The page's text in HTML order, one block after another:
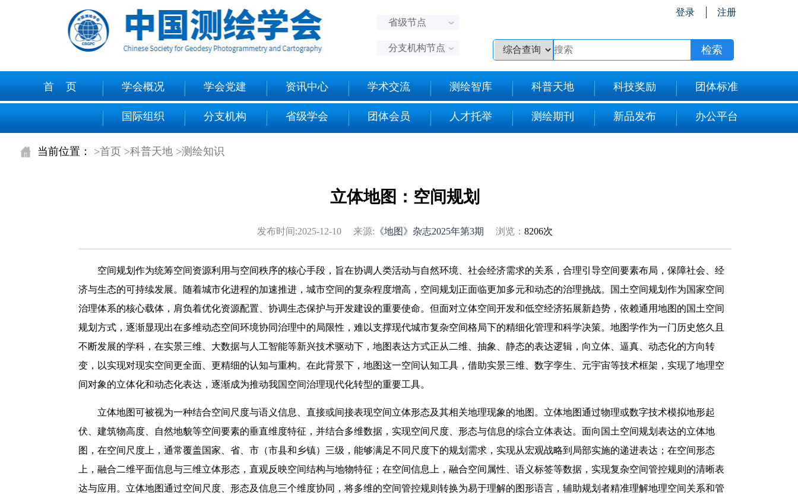
省级节点
分支机构节点
登录 注册
首 页 学会概况 学会党建 资讯中心 学术交流 测绘智库 科普天地 科技奖励 团体标准
国际组织 分支机构 省级学会 团体会员 人才托举 测绘期刊 新品发布 办公平台
当前位置： >首页 >科普天地 >测绘知识
立体地图：空间规划
发布时间:2025-12-10 来源: 《地图》杂志2025年第3期 浏览： 8206次
空间规划作为统筹空间资源利用与空间秩序的核心手段，旨在协调人类活动与自然环境、社会经济需求的关系，合理引导空间要素布局，保障社会、经
济与生态的可持续发展。随着城市化进程的加速推进，城市空间的复杂程度增高，空间规划正面临更加多元和动态的治理挑战。国土空间规划作为国家空间
治理体系的核心载体，肩负着优化资源配置、协调生态保护与开发建设的重要使命。但面对立体空间开发和低空经济拓展新趋势，依赖通用地图的国土空间
规划方式，逐渐显现出在多维动态空间环境协同治理中的局限性，难以支撑现代城市复杂空间格局下的精细化管理和科学决策。地图学作为一门历史悠久且
不断发展的学科，在实景三维、大数据与人工智能等新兴技术驱动下，地图表达方式正从二维、抽象、静态的表达逻辑，向立体、逼真、动态化的方向转
变，以实现对现实空间更全面、更精细的认知与重构。在此背景下，地图这一空间认知工具，借助实景三维、数字孪生、元宇宙等技术框架，实现了地理空
间对象的立体化和动态化表达，逐渐成为推动我国空间治理现代化转型的重要工具。
立体地图可被视为一种结合空间尺度与语义信息、直接或间接表现空间立体形态及其相关地理现象的地图。立体地图通过物理或数字技术模拟地形起
伏、建筑物高度、自然地貌等空间要素的垂直维度特征，并结合多维数据，实现空间尺度、形态与信息的综合立体表达。面向国土空间规划表达的立体地
图，在空间尺度上，通常覆盖国家、省、市（市县和乡镇）三级，能够满足不同尺度下的规划需求，实现从宏观战略到局部实施的递进表达；在空间形态
上，融合二维平面信息与三维立体形态，直观反映空间结构与地物特征；在空间信息上，融合空间属性、语义标签等数据，实现复杂空间管控规则的清晰表
达与应用。立体地图通过空间尺度、形态及信息三个维度协同，将多维的空间管控规则转换为易于理解的图形语言，辅助规划者精准理解地理空间关系和管